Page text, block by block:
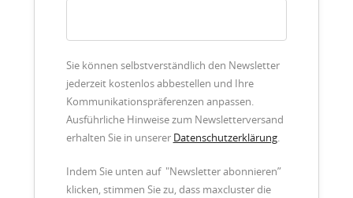
Sie können selbstverständlich den Newsletter
jederzeit kostenlos abbestellen und Ihre
Kommunikationspräferenzen anpassen.
Ausführliche Hinweise zum Newsletterversand
erhalten Sie in unserer Datenschutzerklärung.
Indem Sie unten auf "Newsletter abonnieren”
klicken, stimmen Sie zu, dass maxcluster die